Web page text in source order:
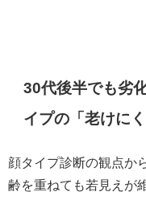
30代後半でも劣
イプの「老けに
顔タイプ診断の観点か
齢を重ねても若見えが